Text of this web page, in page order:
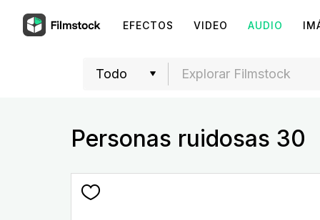
EFECTOS VIDEO AUDIO
Personas ruidosas 30